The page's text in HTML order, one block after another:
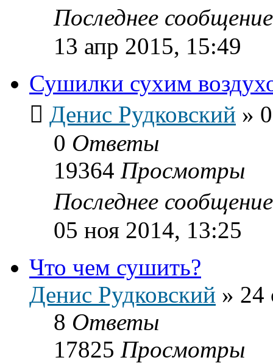
Последнее
13 апр 2015, 15:49
Сушилки сухим
Денис Рудковский »
0 Ответы
19364 Просмотры
Последнее
05 ноя 2014, 13:25
Что чем сушить?
Денис Рудковский » 24
8 Ответы
17825 Просмотры